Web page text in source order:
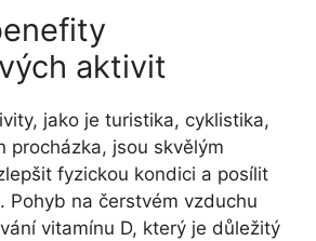
aktivit
jako je turistika, cyklistika,
procházka, jsou skvělým
fyzickou kondici a posílit
Pohyb na čerstvém vzduchu
vitamínu D, který je důležitý